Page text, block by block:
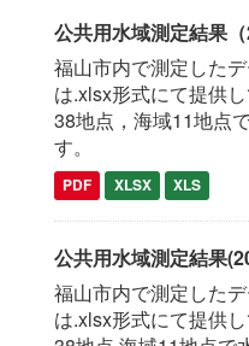
公共用水域測定結果（
福山市内で測定した
は.xlsx形式にて提供
38地点，海域11地点
す。
PDF XLSX XLS
公共用水域測定結果
福山市内で測定した
は.xlsx形式にて提供